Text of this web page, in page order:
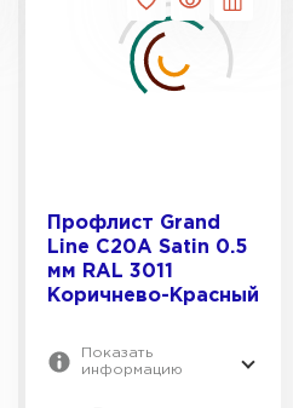
Профлист Grand
Line C20A Satin 0.5
мм RAL 3011
Коричнево-Красный
Показать
информацию